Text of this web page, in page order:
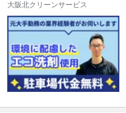
大阪北クリーンサービス